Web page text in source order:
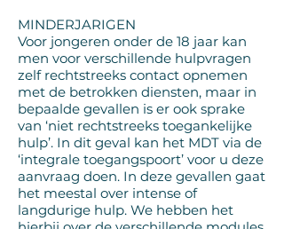
MINDERJARIGEN
Voor jongeren onder de 18 jaar kan
men voor verschillende hulpvragen
zelf rechtstreeks contact opnemen
met de betrokken diensten, maar in
bepaalde gevallen is er ook sprake
van ‘niet rechtstreeks toegankelijke
hulp’. In dit geval kan het MDT via de
‘integrale toegangspoort’ voor u deze
aanvraag doen. In deze gevallen gaat
het meestal over intense of
langdurige hulp. We hebben het